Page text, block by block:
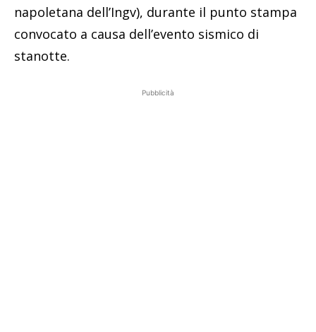
napoletana dell’Ingv), durante il punto stampa
convocato a causa dell’evento sismico di
stanotte.
Pubblicità